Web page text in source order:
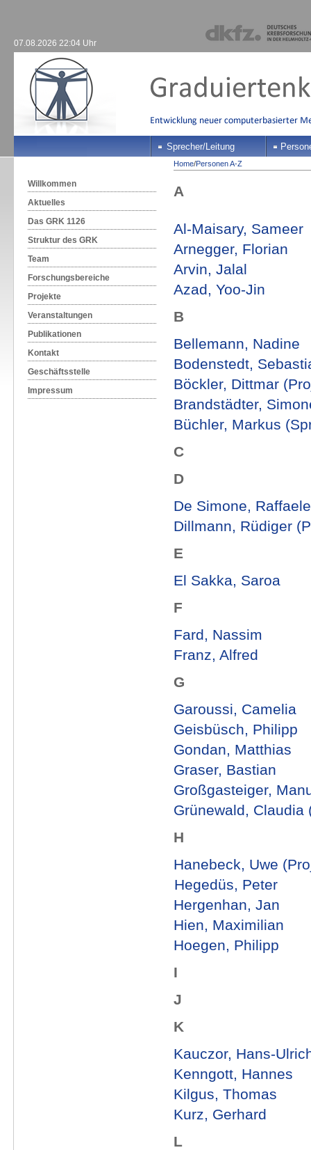
07.08.2026 22:04 Uhr
Sprecher/Leitung
Willkommen
Aktuelles
Das GRK 1126
Struktur des GRK
Team
Forschungsbereiche
Projekte
Veranstaltungen
Publikationen
Kontakt
Geschäftsstelle
Impressum
Home/Personen A-Z
A
Al-Maisary, Sameer
Arnegger, Florian
Arvin, Jalal
Azad, Yoo-Jin
B
Bellemann, Nadine
Bodenstedt,
Böckler, Dittmar
Brandstädter,
Büchler, Markus
C
D
De Simone,
Dillmann, Rüdiger
E
El Sakka, Saroa
F
Fard, Nassim
Franz, Alfred
G
Garoussi, Camelia
Geisbüsch, Philipp
Gondan, Matthias
Graser, Bastian
Großgasteiger,
Grünewald, Claudia
H
Hanebeck, Uwe
Hegedüs, Peter
Hergenhan, Jan
Hien, Maximilian
Hoegen, Philipp
I
J
K
Kauczor, Hans-
Kenngott, Hannes
Kilgus, Thomas
Kurz, Gerhard
L